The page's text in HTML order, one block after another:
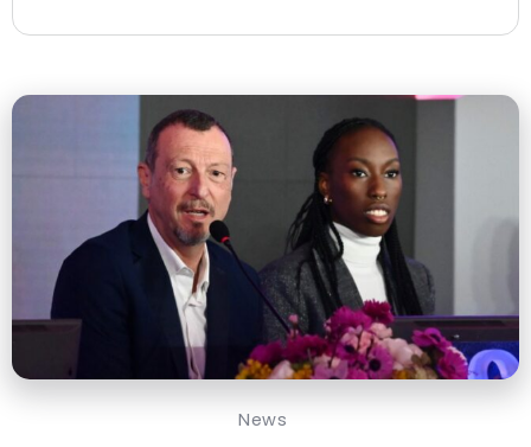
News